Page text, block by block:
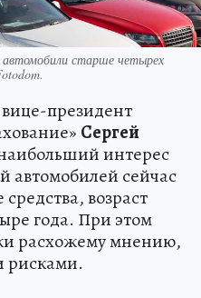
старше четырех
президент
Сергей
интерес
автомобилей сейчас
возраст
года. При этом
расхожему мнению,
рисками.